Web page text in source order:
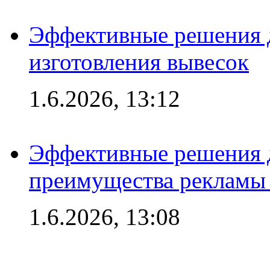
Эффективные решения
изготовления вывесок
1.6.2026, 13:12
Эффективные решения
преимущества рекламы
1.6.2026, 13:08